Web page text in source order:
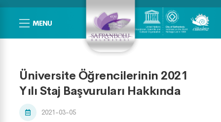
MENU
Üniversite Öğrencilerinin 2021
Yılı Staj Başvuruları Hakkında
2021-03-05